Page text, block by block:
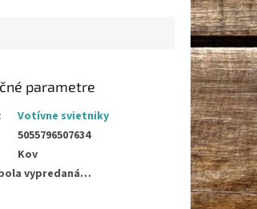
parametre
:
Votívne svietniky
5055796507634
Kov
vypredaná…